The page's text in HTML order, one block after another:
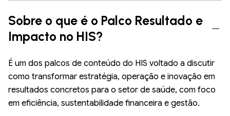
Sobre o que é o Palco Resultado e
Impacto no HIS?
É um dos palcos de conteúdo do HIS voltado a discutir
como transformar estratégia, operação e inovação em
resultados concretos para o setor de saúde, com foco
em eficiência, sustentabilidade financeira e gestão.